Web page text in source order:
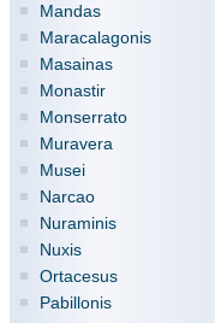
Mandas
Maracalagonis
Masainas
Monastir
Monserrato
Muravera
Musei
Narcao
Nuraminis
Nuxis
Ortacesus
Pabillonis